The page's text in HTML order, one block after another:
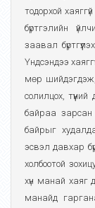
тодорхой
бүртгэлийн
заавал
Үндсэндээ
мөр
солилцох,
байраа зарсан
байрыг
эсвэл давхар
холбоотой
хүн манай хаяг
манайд